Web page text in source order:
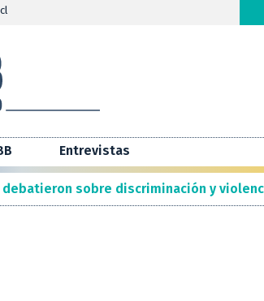
Entrevistas
sobre discriminación y